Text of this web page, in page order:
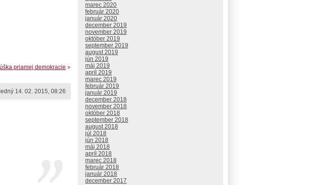
priamej demokracie »
14. 02. 2015, 08:26
marec 2020
február 2020
január 2020
december 2019
november 2019
október 2019
september 2019
august 2019
jún 2019
máj 2019
apríl 2019
marec 2019
február 2019
január 2019
december 2018
november 2018
október 2018
september 2018
august 2018
júl 2018
jún 2018
máj 2018
apríl 2018
marec 2018
február 2018
január 2018
december 2017